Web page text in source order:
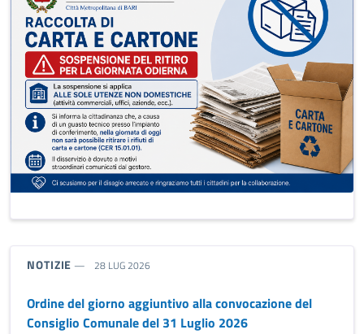
TIPO NOTIZIA:
NOTIZIE 28 LUG 2026
Ordine del giorno aggiuntivo alla convocazione del
Consiglio Comunale del 31 Luglio 2026